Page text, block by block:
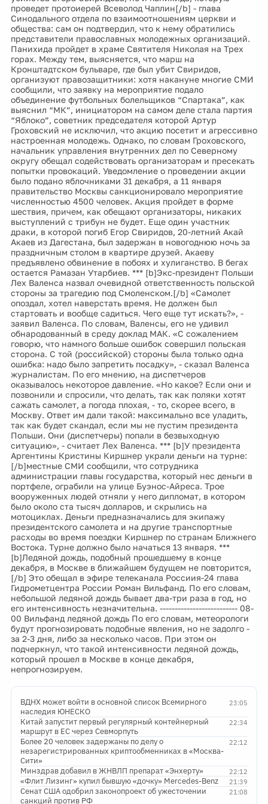
проведет протоиерей Всеволод Чаплин[/b] - глава
Синодального отдела по взаимоотношениям церкви и
общества: сам он подтвердил, что к нему обратились
представители православных молодежных организаций.
Панихида пройдет в храме Святителя Николая на Трех
горах. Между тем, выясняется, что марш на
Кронштадтском бульваре, где был убит Свиридов,
организуют правозащитники: хотя накануне многие СМИ
сообщили, что заявку на мероприятие подало
объединение футбольных болельщиков “Спартака”, как
выяснил “МК”, инициатором на самом деле стала партия
“Яблоко”, советник председателя которой Артур
Гроховский не исключил, что акцию посетит и агрессивно
настроенная молодежь. Однако, по словам Гроховского,
начальник управления внутренних дел по Северному
округу обещал содействовать организаторам и пресекать
попытки провокаций. Уведомление о проведении акции
было подано яблочниками 31 декабря, а 11 января
правительство Москвы санкционировало мероприятие
численностью 4500 человек. Акция пройдет в форме
шествия, причем, как обещают организаторы, никаких
выступлений с трибун не будет. Еще один участник
драки, в которой погиб Егор Свиридов, 20-летний Акай
Акаев из Дагестана, был задержан в новогоднюю ночь за
праздничным столом в квартире друзей. Акаеву
предъявлено обвинение в побоях и хулиганство. В бегах
остается Рамазан Утарбиев. *** [b]Экс-президент Польши
Лех Валенса назвал очевидной ответственность польской
стороны за трагедию под Смоленском.[/b] «Самолет
опоздал, хотел наверстать время. Не должен был
стартовать и вообще садиться. Чего еще тут искать?», -
заявил Валенса. По словам, Валенсы, его не удивил
обнародованный в среду доклад МАК. «С сожалением
говорю, что намного больше ошибок совершил польская
сторона. С той (российской) стороны была только одна
ошибка: надо было запретить посадку», - сказал Валенса
журналистам. По его мнению, на диспетчеров
оказывалось некоторое давление. «Но какое? Если они и
позвонили и спросили, что делать, так как поляки хотят
сажать самолет, а погода плохая, - то, скорее всего, в
Москву. Ответ им дали такой: максимально все уладить,
так как будет скандал, если мы не пустим президента
Польши. Они (диспетчеры) попали в безвыходную
ситуацию», - считает Лех Валенса. *** [b]У президента
Аргентины Кристины Киршнер украли деньги на турне:
[/b]местные СМИ сообщили, что сотрудника
администрации главы государства, который нес деньги в
портфеле, ограбили на улице Буэнос-Айреса. Трое
вооруженных людей отняли у него дипломат, в котором
было около ста тысяч долларов, и скрылись на
мотоциклах. Деньги предназначались для экипажу
президентского самолета и на другие транспортные
расходы во время поездки Киршнер по странам Ближнего
Востока. Турне должно было начаться 13 января. ***
[b]Ледяной дождь, подобный прошедшему в конце
декабря, в Москве в ближайшем будущем не повторится,
[/b] Это обещал в эфире телеканала Россиия-24 глава
Гидрометцентра России Роман Вильфанд. По его словам,
небольшой ледяной дождь бывает два-три раза в год, но
его интенсивность незначительна. -------------------------- 08-
00 Вильфанд ледяной дождь По его словам, метеорологи
будут прогнозировать подобные явления, но не задолго -
за 2-3 дня, либо за несколько часов. При этом он
подчеркнул, что такой интенсивности ледяной дождь,
который прошел в Москве в конце декабря,
непрогнозируем.
23:05
ВДНХ может войти в основной список Всемирного
наследия ЮНЕСКО
22:34
Китай запустит первый регулярный контейнерный
маршрут в ЕС через Севморпуть
22:12
Более 20 человек задержаны по делу о
незарегистрированных криптообменниках в «Москва-
Сити»
22:12
Минздрав добавил в ЖНВЛП препарат «Энхерту»
21:39
«Флит Лизинг» купил бывшую «дочку» Mercedes-Benz
21:08
Сенат США одобрил законопроект об ужесточении
санкций против РФ